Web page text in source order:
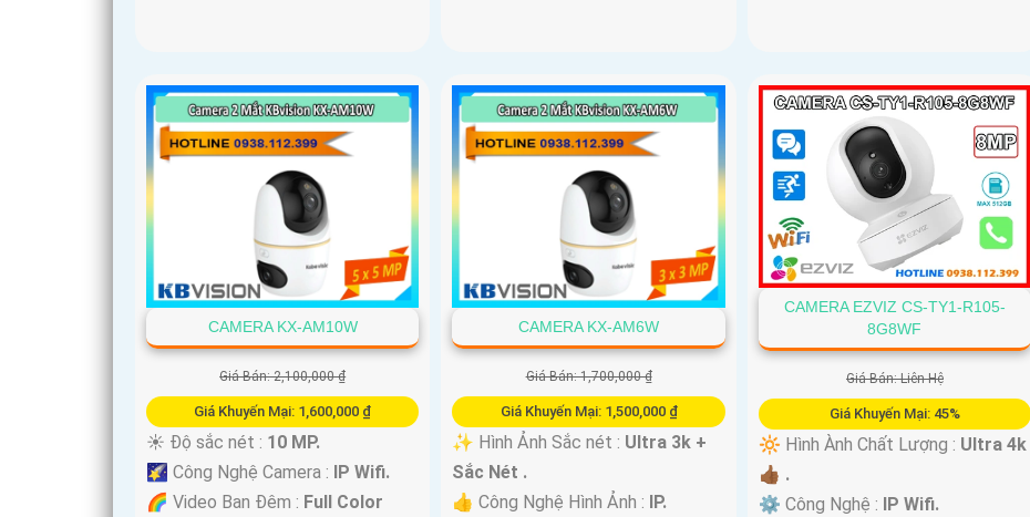
CAMERA KX-AM10W
Giá Bán: 2,100,000 ₫
Giá Khuyến Mại: 1,600,000 ₫
☀️ Độ sắc nét : 10 MP.
🌠 Công Nghệ Camera : IP Wifi.
🌈 Video Ban Đêm : Full Color
CAMERA KX-AM6W
Giá Bán: 1,700,000 ₫
Giá Khuyến Mại: 1,500,000 ₫
✨ Hình Ảnh Sắc nét : Ultra 3k +
Sắc Nét .
👍 Công Nghệ Hình Ảnh : IP.
CAMERA EZVIZ CS-TY1-R105-
8G8WF
Giá Bán: Liên Hệ
Giá Khuyến Mại: 45%
🔆 Hình Ành Chất Lượng : Ultra 4k
👍🏾 .
⚙ Công Nghệ : IP Wifi.